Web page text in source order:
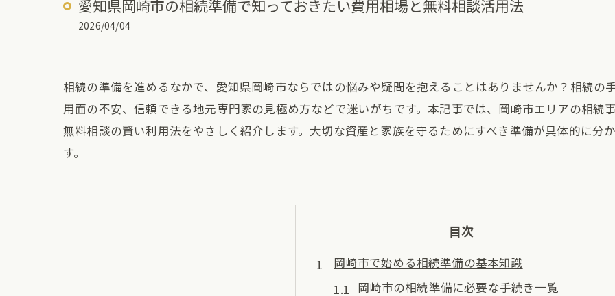
愛知県岡崎市の相続準備で知っておきたい費用相場と無料相談活用法
2026/04/04
相続の準備を進めるなかで、愛知県岡崎市ならではの悩みや疑問を抱えることはありませんか？相続の
用面の不安、信頼できる地元専門家の見極め方などで迷いがちです。本記事では、岡崎市エリアの相続
無料相談の賢い利用法をやさしく紹介します。大切な資産と家族を守るためにすべき準備が具体的に分
す。
目次
岡崎市で始める相続準備の基本知識
岡崎市の相続準備に必要な手続き一覧